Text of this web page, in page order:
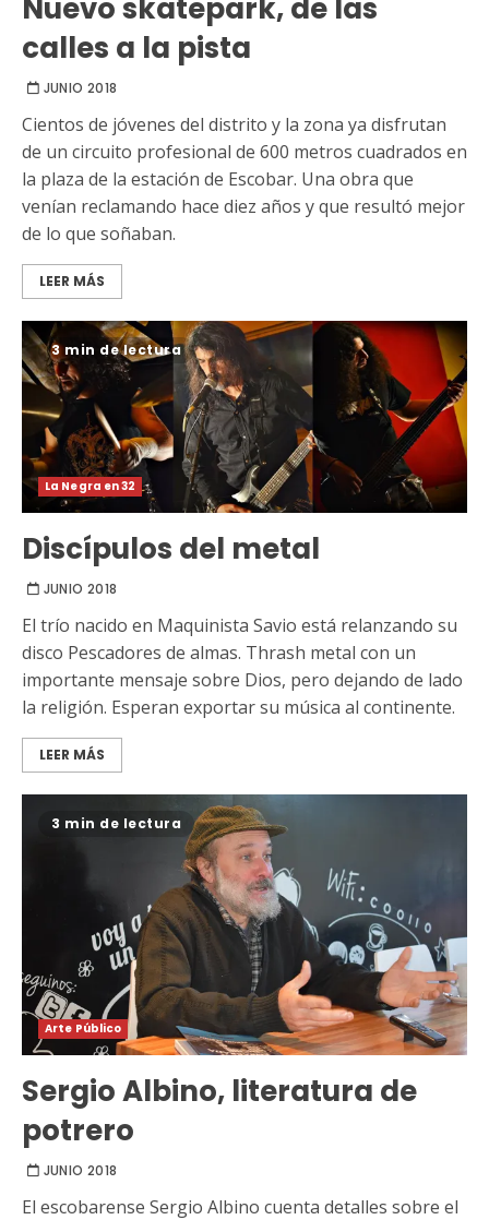
Nuevo skatepark, de las
calles a la pista
JUNIO 2018
Cientos de jóvenes del distrito y la zona ya disfrutan
de un circuito profesional de 600 metros cuadrados en
la plaza de la estación de Escobar. Una obra que
venían reclamando hace diez años y que resultó mejor
de lo que soñaban.
LEER MÁS
3 min de lectura
La Negra en 32
Discípulos del metal
JUNIO 2018
El trío nacido en Maquinista Savio está relanzando su
disco Pescadores de almas. Thrash metal con un
importante mensaje sobre Dios, pero dejando de lado
la religión. Esperan exportar su música al continente.
LEER MÁS
3 min de lectura
Arte Público
Sergio Albino, literatura de
potrero
JUNIO 2018
El escobarense Sergio Albino cuenta detalles sobre el